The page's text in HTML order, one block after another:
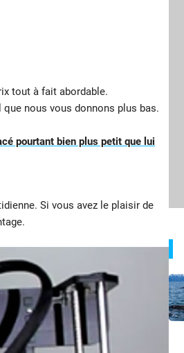
tout à fait abordable.
nous vous donnons plus bas.
pourtant bien plus petit que lui
Si vous avez le plaisir de